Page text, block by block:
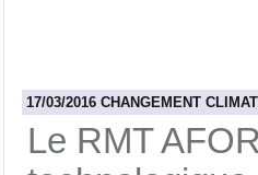
17/03/2016 CHANGEMENT
Le RMT